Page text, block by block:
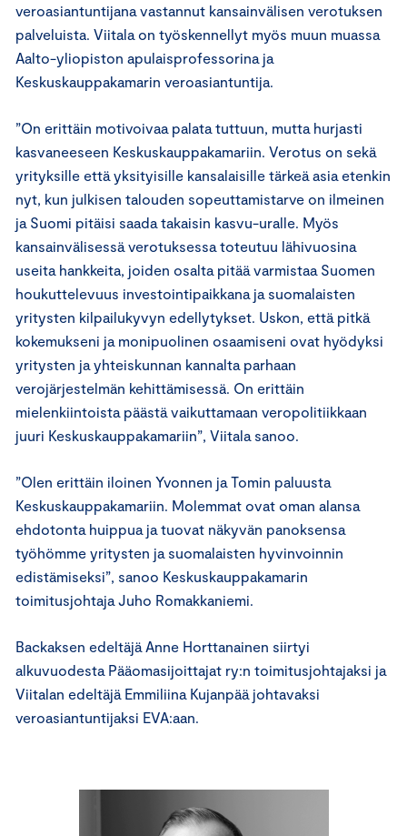
veroasiantuntijana vastannut kansainvälisen verotuksen
palveluista. Viitala on työskennellyt myös muun muassa
Aalto-yliopiston apulaisprofessorina ja
Keskuskauppakamarin veroasiantuntija.
”On erittäin motivoivaa palata tuttuun, mutta hurjasti
kasvaneeseen Keskuskauppakamariin. Verotus on sekä
yrityksille että yksityisille kansalaisille tärkeä asia etenkin
nyt, kun julkisen talouden sopeuttamistarve on ilmeinen
ja Suomi pitäisi saada takaisin kasvu-uralle. Myös
kansainvälisessä verotuksessa toteutuu lähivuosina
useita hankkeita, joiden osalta pitää varmistaa Suomen
houkuttelevuus investointipaikkana ja suomalaisten
yritysten kilpailukyvyn edellytykset. Uskon, että pitkä
kokemukseni ja monipuolinen osaamiseni ovat hyödyksi
yritysten ja yhteiskunnan kannalta parhaan
verojärjestelmän kehittämisessä. On erittäin
mielenkiintoista päästä vaikuttamaan veropolitiikkaan
juuri Keskuskauppakamariin”, Viitala sanoo.
”Olen erittäin iloinen Yvonnen ja Tomin paluusta
Keskuskauppakamariin. Molemmat ovat oman alansa
ehdotonta huippua ja tuovat näkyvän panoksensa
työhömme yritysten ja suomalaisten hyvinvoinnin
edistämiseksi”, sanoo Keskuskauppakamarin
toimitusjohtaja Juho Romakkaniemi.
Backaksen edeltäjä Anne Horttanainen siirtyi
alkuvuodesta Pääomasijoittajat ry:n toimitusjohtajaksi ja
Viitalan edeltäjä Emmiliina Kujanpää johtavaksi
veroasiantuntijaksi EVA:aan.